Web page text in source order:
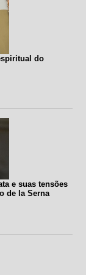
do
e suas tensões
de la Serna